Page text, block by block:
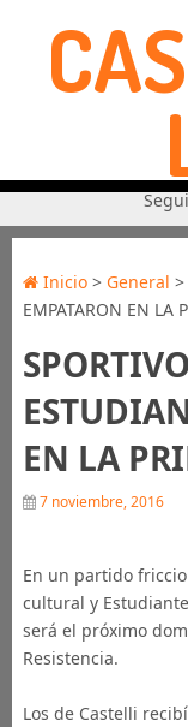
Inicio> General >
EMPATARON EN LA
EN LA
7 noviembre, 2016
En un partido
cultural y
será el próximo
Resistencia.
Los de Castelli